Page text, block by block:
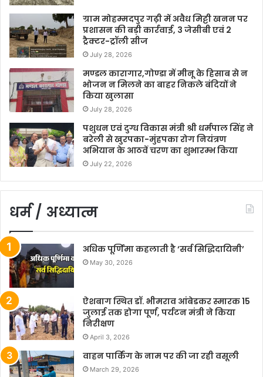
ग्राम मोहम्मदपुर गढ़ी में अवैध मिट्टी खनन पर
प्रशासन की बड़ी कार्रवाई, 3 जेसीबी एवं 2
ट्रैक्टर-ट्रॉली सीज
July 28, 2026
मण्डल कारागार,गोण्डा में मीनू के हिसाब से न
भोजन न मिलने का बाहर निकले बंदियों ने
किया खुलासा
July 28, 2026
पशुधन एवं दुग्ध विकास मंत्री श्री धर्मपाल सिंह ने
बरेली से खुरपका-मुंहपका रोग नियंत्रण
अभियान के आठवें चरण का शुभारम्भ किया
July 22, 2026
धर्म / अध्यात्म
अधिक पूर्णिमा कहलाती है ‘सर्व सिद्धिदायिनी’
May 30, 2026
ऐशबाग स्थित डॉ. भीमराव आंबेडकर स्मारक 15
जुलाई तक होगा पूर्ण, पर्यटन मंत्री ने किया
निरीक्षण
April 3, 2026
वाहन पार्किंग के नाम पर की जा रही वसूली
March 29, 2026